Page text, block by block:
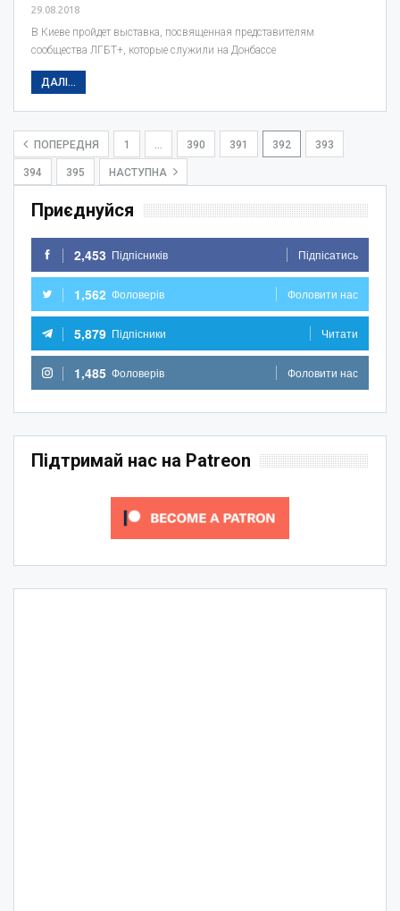
29.08.2018
В Киеве пройдет выставка, посвященная представителям
сообщества ЛГБТ+, которые служили на Донбассе
ДАЛІ...
ПОПЕРЕДНЯ 1 390 391 392 393
394 395 НАСТУПНА
Приєднуйся
2,453 Підпісників Підпісатись
1,562 Фоловерів Фоловити нас
5,879 Підпісники Читати
1,485 Фоловерів Фоловити нас
Підтримай нас на Patreon